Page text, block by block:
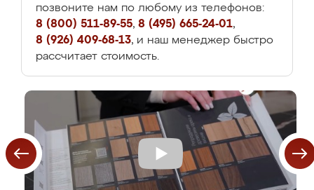
позвоните нам по любому из телефонов:
8 (800) 511-89-55, 8 (495) 665-24-01,
8 (926) 409-68-13, и наш менеджер быстро
рассчитает стоимость.